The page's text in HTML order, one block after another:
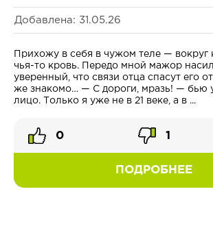
Добавлена: 31.05.26
Прихожу в себя в чужом теле — вокруг
чья-то кровь. Передо мной мажор
уверенный, что связи отца спасут его
же знакомо… — С дороги, мразь! — бью
лицо. Только я уже не в 21 веке, а в ...
ПОДРОБНЕЕ
0 1